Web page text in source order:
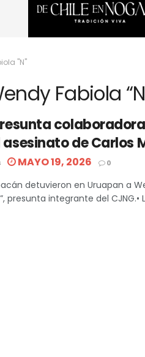
"N"
Fabiola
de Carlos
MAYO 19, 2026 0
detuvieron en Uruapan a
presunta integrante del CJNG.•